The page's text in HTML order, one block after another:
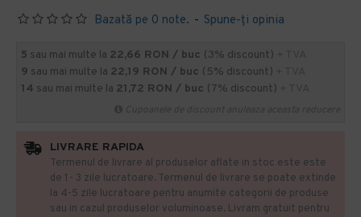
Bazată pe 0 note. - Spune-ţi opinia
5 sau mai multe la 22,66 RON / buc (3% discount)
9 sau mai multe la 22,19 RON / buc (5% discount)
14 sau mai multe la 21,72 RON / buc (7% discount)
LIVRARE RAPIDA
Termenul de livrare al produselor aflate in stoc este este
de 1- 3 zile lucratoare. Termenul de livrare se poate extinde
la 4-5 zile lucratoare pentru anumite categorii de produse
sau in cazul produselor voluminoase. Livram gratuit pentru